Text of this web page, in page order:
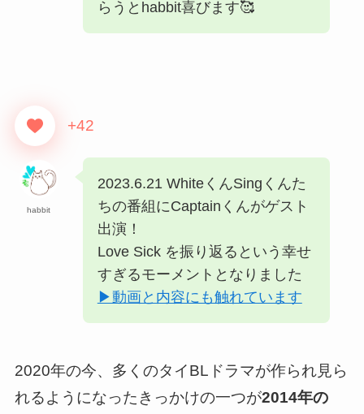
らうとhabbit喜びます🥰
+42
habbit
2023.6.21 WhiteくんSingくんた
ちの番組にCaptainくんがゲスト
出演！
Love Sick を振り返るという幸せ
すぎるモーメントとなりました
▶︎動画と内容にも触れています
2020年の今、 多くのタイBLドラマが作られ見ら
れるようになったきっかけの一つが2014年の